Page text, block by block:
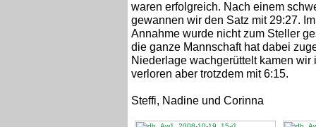
waren erfolgreich. Nach einem
gewannen wir den Satz mit 29:27.
Annahme wurde nicht zum Steller
die ganze Mannschaft hat dabei
Niederlage wachgerüttelt kamen
verloren aber trotzdem mit 6:15.
Steffi, Nadine und Corinna